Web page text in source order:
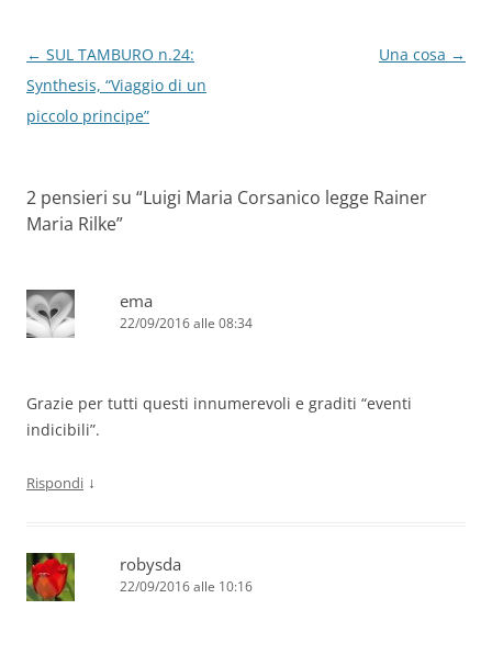
Navigazione
articolo
← SUL TAMBURO n.24:
Synthesis, “Viaggio di un
piccolo principe”
Una cosa →
2 pensieri su “Luigi Maria Corsanico legge Rainer
Maria Rilke”
ema
22/09/2016 alle 08:34
Grazie per tutti questi innumerevoli e graditi “eventi
indicibili”.
Rispondi ↓
robysda
22/09/2016 alle 10:16